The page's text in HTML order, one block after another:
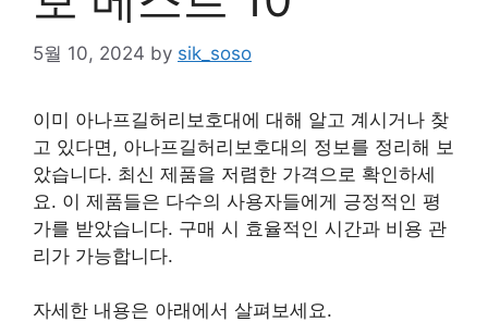
5월 10, 2024 by sik_soso
이미 아나프길허리보호대에 대해 알고 계시거나 찾
고 있다면, 아나프길허리보호대의 정보를 정리해 보
았습니다. 최신 제품을 저렴한 가격으로 확인하세
요. 이 제품들은 다수의 사용자들에게 긍정적인 평
가를 받았습니다. 구매 시 효율적인 시간과 비용 관
리가 가능합니다.
자세한 내용은 아래에서 살펴보세요.